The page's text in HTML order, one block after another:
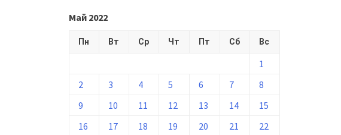
Май 2022
Пн Вт Ср Чт Пт Сб Вс
1
2
3 4 5 6 7
8
9
10 11 12 13 14
15
16
17 18 19 20 21
22